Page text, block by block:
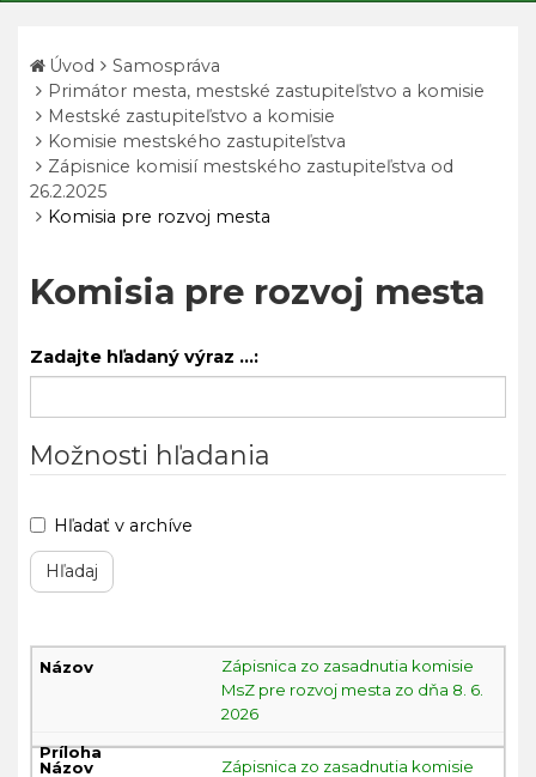
Úvod
Samospráva
Primátor mesta, mestské zastupiteľstvo a komisie
Mestské zastupiteľstvo a komisie
Komisie mestského zastupiteľstva
Zápisnice komisií mestského zastupiteľstva od
26.2.2025
Komisia pre rozvoj mesta
Komisia pre rozvoj mesta
Zadajte hľadaný výraz ...:
Možnosti hľadania
Hľadať v archíve
Komisia
Zápisnica zo zasadnutia komisie
MsZ pre rozvoj mesta zo dňa 8. 6.
2026
Zápisnica zo zasadnutia komisie